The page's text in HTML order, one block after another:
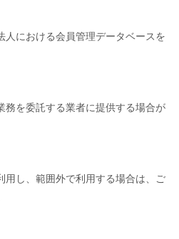
人における会員管理データベースを
務を委託する業者に提供する場合が
用し、範囲外で利用する場合は、ご